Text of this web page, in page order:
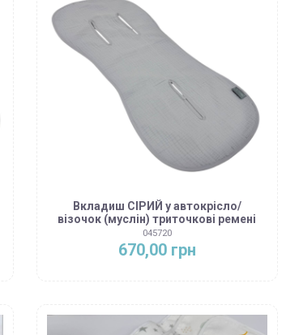
Вкладиш СІРИЙ у автокрісло/
візочок (муслін) триточкові ремені
045720
670,00 грн